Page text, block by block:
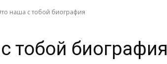
наша с тобой биография
тобой биография